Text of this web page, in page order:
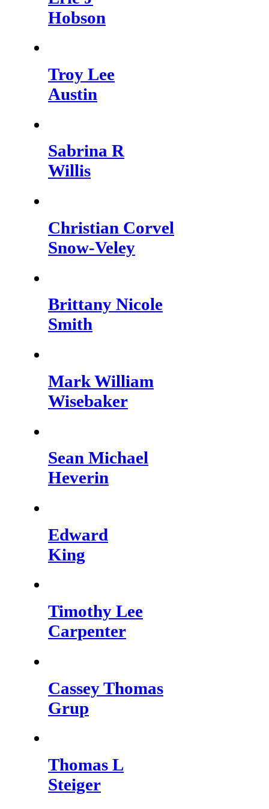
Hobson
Troy Lee
Austin
Sabrina R
Willis
Christian Corvel
Snow-Veley
Brittany Nicole
Smith
Mark William
Wisebaker
Sean Michael
Heverin
Edward
King
Timothy Lee
Carpenter
Cassey Thomas
Grup
Thomas L
Steiger